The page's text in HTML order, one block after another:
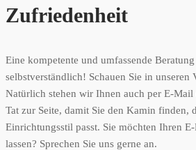
Zufriedenheit
Eine kompetente und umfassende
selbstverständlich! Schauen Sie in unseren
Natürlich stehen wir Ihnen auch per E-
Tat zur Seite, damit Sie den Kamin finden,
Einrichtungsstil passt. Sie möchten Ihren
lassen? Sprechen Sie uns gerne an.